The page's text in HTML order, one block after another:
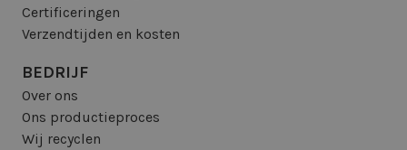
Certificeringen
Verzendtijden en kosten
BEDRIJF
Over ons
Ons productieproces
Wij recyclen